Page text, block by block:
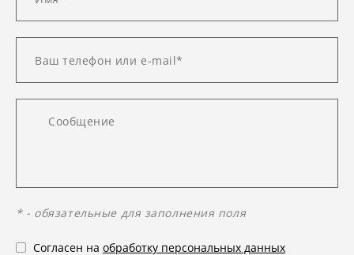
* - обязательные для заполнения поля
Согласен на обработку персональных данных